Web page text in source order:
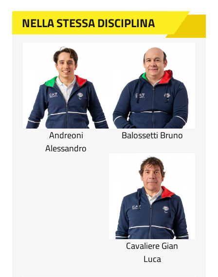
NELLA STESSA DISCIPLINA
Andreoni
Alessandro
Balossetti Bruno
Cavaliere Gian
Luca